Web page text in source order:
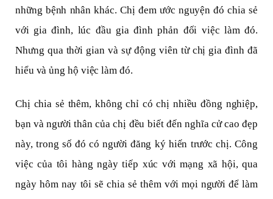
những bệnh nhân khác. Chị đem ước nguyện đó chia sẻ
với gia đình, lúc đầu gia đình phản đối việc làm đó.
Nhưng qua thời gian và sự động viên từ chị gia đình đã
hiểu và ủng hộ việc làm đó.
Chị chia sẻ thêm, không chỉ có chị nhiều đồng nghiệp,
bạn và người thân của chị đều biết đến nghĩa cử cao đẹp
này, trong số đó có người đăng ký hiến trước chị. Công
việc của tôi hàng ngày tiếp xúc với mạng xã hội, qua
ngày hôm nay tôi sẽ chia sẻ thêm với mọi người để làm